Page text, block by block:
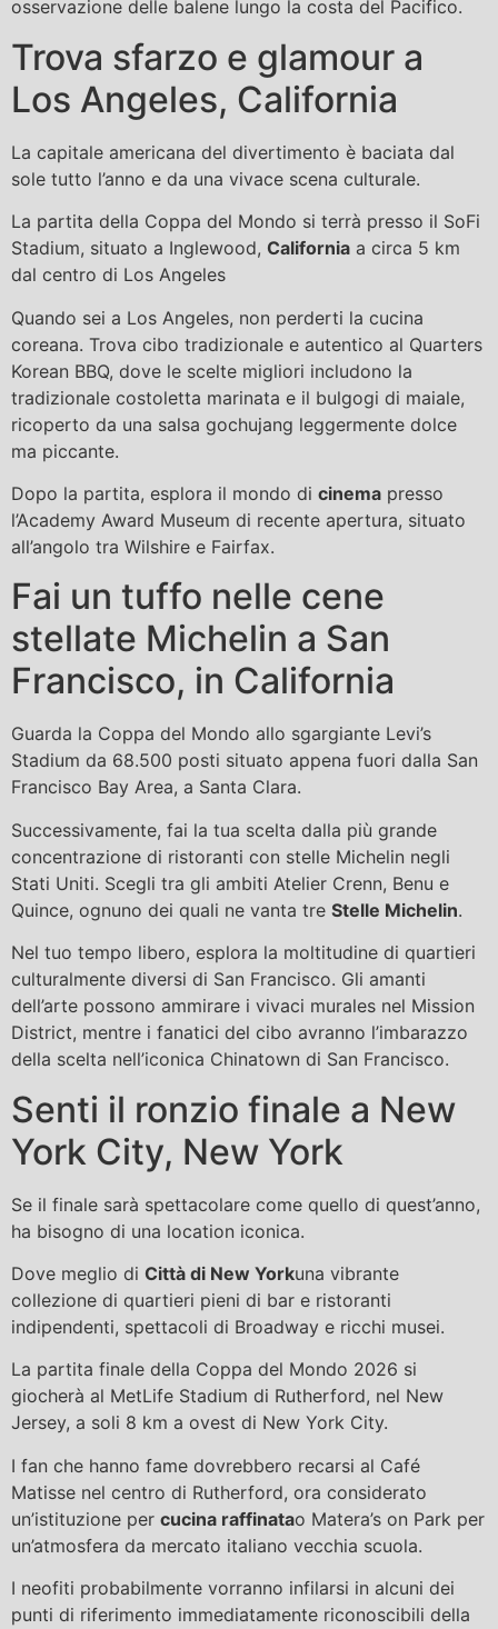
osservazione delle balene lungo la costa del Pacifico.
Trova sfarzo e glamour a
Los Angeles, California
La capitale americana del divertimento è baciata dal
sole tutto l’anno e da una vivace scena culturale.
La partita della Coppa del Mondo si terrà presso il SoFi
Stadium, situato a Inglewood, California a circa 5 km
dal centro di Los Angeles
Quando sei a Los Angeles, non perderti la cucina
coreana. Trova cibo tradizionale e autentico al Quarters
Korean BBQ, dove le scelte migliori includono la
tradizionale costoletta marinata e il bulgogi di maiale,
ricoperto da una salsa gochujang leggermente dolce
ma piccante.
Dopo la partita, esplora il mondo di cinema presso
l’Academy Award Museum di recente apertura, situato
all’angolo tra Wilshire e Fairfax.
Fai un tuffo nelle cene
stellate Michelin a San
Francisco, in California
Guarda la Coppa del Mondo allo sgargiante Levi’s
Stadium da 68.500 posti situato appena fuori dalla San
Francisco Bay Area, a Santa Clara.
Successivamente, fai la tua scelta dalla più grande
concentrazione di ristoranti con stelle Michelin negli
Stati Uniti. Scegli tra gli ambiti Atelier Crenn, Benu e
Quince, ognuno dei quali ne vanta tre Stelle Michelin.
Nel tuo tempo libero, esplora la moltitudine di quartieri
culturalmente diversi di San Francisco. Gli amanti
dell’arte possono ammirare i vivaci murales nel Mission
District, mentre i fanatici del cibo avranno l’imbarazzo
della scelta nell’iconica Chinatown di San Francisco.
Senti il ​​ronzio finale a New
York City, New York
Se il finale sarà spettacolare come quello di quest’anno,
ha bisogno di una location iconica.
Dove meglio di Città di New Yorkuna vibrante
collezione di quartieri pieni di bar e ristoranti
indipendenti, spettacoli di Broadway e ricchi musei.
La partita finale della Coppa del Mondo 2026 si
giocherà al MetLife Stadium di Rutherford, nel New
Jersey, a soli 8 km a ovest di New York City.
I fan che hanno fame dovrebbero recarsi al Café
Matisse nel centro di Rutherford, ora considerato
un’istituzione per cucina raffinatao Matera’s on Park per
un’atmosfera da mercato italiano vecchia scuola.
I neofiti probabilmente vorranno infilarsi in alcuni dei
punti di riferimento immediatamente riconoscibili della